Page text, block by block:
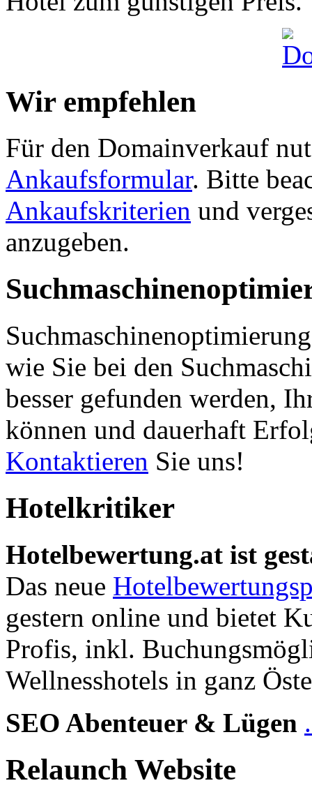
Wir empfehlen
Für den Domainverkauf
Ankaufsformular. Bitte
Ankaufskriterien und
anzugeben.
wie Sie bei den
besser gefunden werden,
können und dauerhaft
Kontaktieren Sie uns!
Hotelkritiker
Hotelbewertung.at ist
Das neue
gestern online und bietet
Profis, inkl.
Wellnesshotels in ganz
SEO Abenteuer & Lügen
Relaunch Website